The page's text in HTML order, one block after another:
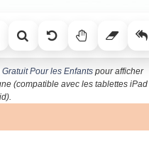
Pour les Enfants pour afficher
(compatible avec les tablettes iPad